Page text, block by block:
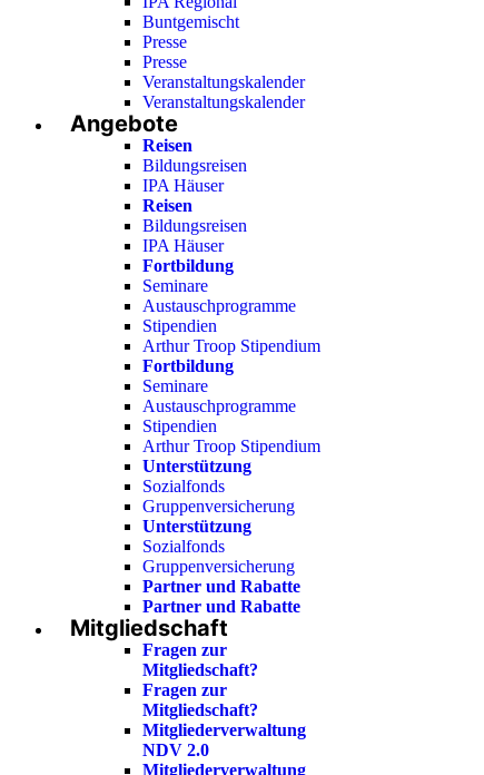
Buntgemischt
Presse
Presse
Veranstaltungskalender
Veranstaltungskalender
Angebote
Reisen
Bildungsreisen
IPA Häuser
Reisen
Bildungsreisen
IPA Häuser
Fortbildung
Seminare
Austauschprogramme
Stipendien
Arthur Troop Stipendium
Fortbildung
Seminare
Austauschprogramme
Stipendien
Arthur Troop Stipendium
Unterstützung
Sozialfonds
Gruppenversicherung
Unterstützung
Sozialfonds
Gruppenversicherung
Partner und Rabatte
Partner und Rabatte
Mitgliedschaft
Fragen zur
Mitgliedschaft?
Fragen zur
Mitgliedschaft?
Mitgliederverwaltung
NDV 2.0
Mitgliederverwaltung